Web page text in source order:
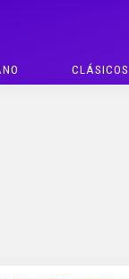
CLÁSICOS